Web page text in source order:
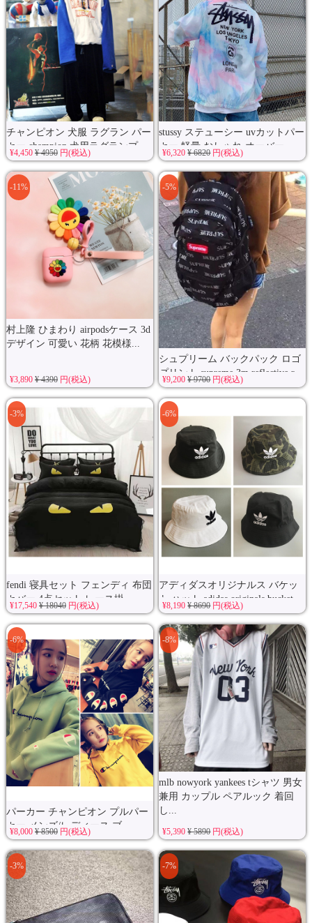
チャンピオン 犬服 ラグラン パー
カー champion 犬用ラグランプ...
¥4,450 ¥ 4950円(税込)
stussy ステューシー uvカットパー
カー 軽量 おしゃれ オーバー...
¥6,320¥ 6820円(税込)
村上隆 ひまわり airpodsケース 3d
デザイン 可愛い 花柄 花模様...
-11%
¥3,890 ¥ 4390円(税込)
シュプリーム バックパック ロゴ
プリント supreme 3m reflective r...
-5%
¥9,200¥ 9700円(税込)
fendi 寝具セット フェンディ 布団
カバー 4点セット レース掛...
-3%
¥17,540 ¥ 18040円(税込)
アディダスオリジナルス バケッ
ト ハット adidas originals bucket...
-6%
¥8,190¥ 8690円(税込)
パーカー チャンピオン プルパー
カー メンズ/レディース ブ...
-6%
¥8,000 ¥ 8500円(税込)
mlb nowyork yankees tシャツ 男女
兼用 カップル ペアルック 着回
し...
-8%
¥5,390¥ 5890円(税込)
-3% -7%